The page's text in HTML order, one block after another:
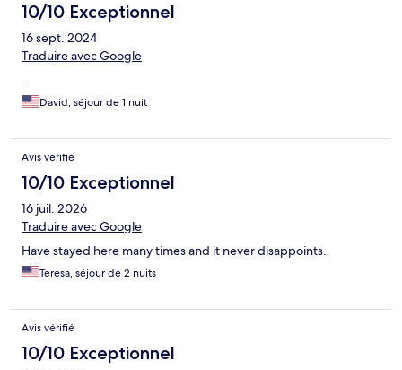
10/10 Exceptionnel
16 sept. 2024
Traduire avec Google
.
David, séjour de 1 nuit
Avis vérifié
10/10 Exceptionnel
16 juil. 2026
Traduire avec Google
Have stayed here many times and it never disappoints.
Teresa, séjour de 2 nuits
Avis vérifié
10/10 Exceptionnel